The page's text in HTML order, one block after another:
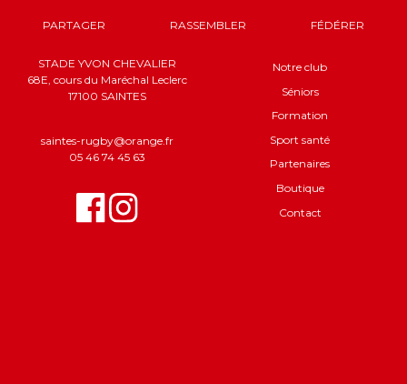
PARTAGER RASSEMBLER FÉDÉRER
STADE YVON CHEVALIER
68E, cours du Maréchal Leclerc
17100 SAINTES
saintes-rugby@orange.fr
05 46 74 45 63
Notre club
Séniors
Formation
Sport santé
Partenaires
Boutique
Contact